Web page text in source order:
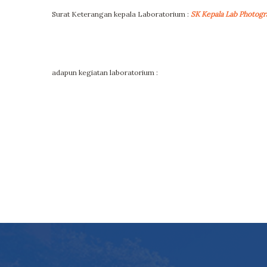
Surat Keterangan kepala Laboratorium : SK Kepala Lab
adapun kegiatan laboratorium :